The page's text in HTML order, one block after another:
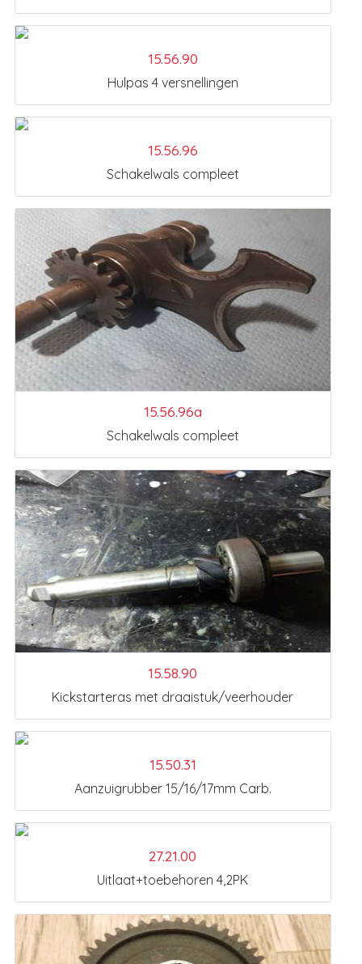
15.56.90
Hulpas 4 versnellingen
15.56.96
Schakelwals compleet
15.56.96a
Schakelwals compleet
15.58.90
Kickstarteras met draaistuk/veerhouder
15.50.31
Aanzuigrubber 15/16/17mm Carb.
27.21.00
Uitlaat+toebehoren 4,2PK